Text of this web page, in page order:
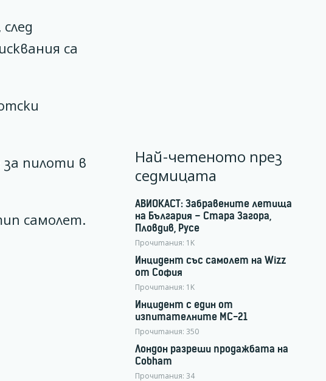
са
пилоти в
самолет.
Най-четеното през
седмицата
АВИОКАСТ: Забравените летища
на България – Стара Загора,
Пловдив, Русе
Прочитания: 1K
Инцидент със самолет на Wizz
от София
Прочитания: 1K
Инцидент с един от
изпитателните МС-21
Прочитания: 350
Лондон разреши продажбата на
Cobham
Прочитания: 34